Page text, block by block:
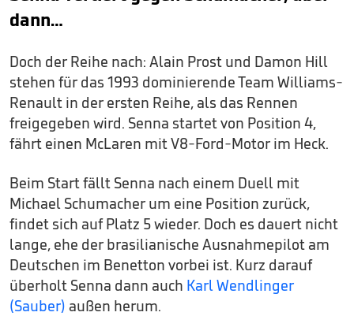
dann…
Doch der Reihe nach: Alain Prost und Damon Hill
stehen für das 1993 dominierende Team Williams-
Renault in der ersten Reihe, als das Rennen
freigegeben wird. Senna startet von Position 4,
fährt einen McLaren mit V8-Ford-Motor im Heck.
Beim Start fällt Senna nach einem Duell mit
Michael Schumacher um eine Position zurück,
findet sich auf Platz 5 wieder. Doch es dauert nicht
lange, ehe der brasilianische Ausnahmepilot am
Deutschen im Benetton vorbei ist. Kurz darauf
überholt Senna dann auch Karl Wendlinger
(Sauber) außen herum.